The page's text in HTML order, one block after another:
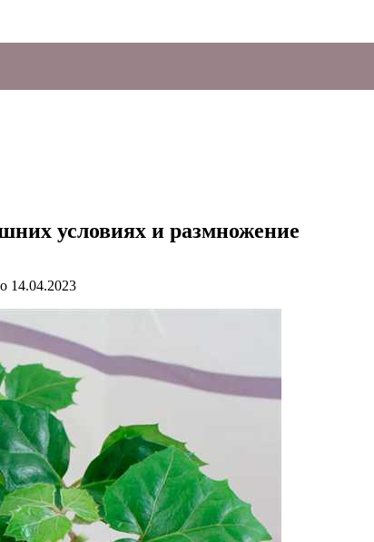
условиях и размножение
14.04.2023